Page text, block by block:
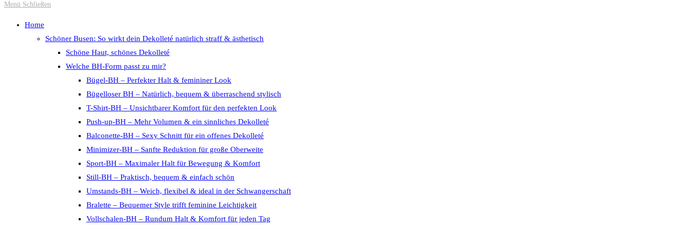
the
search
panel.
Menü Schließen
Home
Schöner Busen: So wirkt dein Dekolleté natürlich straff & ästhetisch
Schöne Haut, schönes Dekolleté
Welche BH-Form passt zu mir?
Bügel-BH – Perfekter Halt & femininer Look
Bügelloser BH – Natürlich, bequem & überraschend stylisch
T-Shirt-BH – Unsichtbarer Komfort für den perfekten Look
Push-up-BH – Mehr Volumen & ein sinnliches Dekolleté
Balconette-BH – Sexy Schnitt für ein offenes Dekolleté
Minimizer-BH – Sanfte Reduktion für große Oberweite
Sport-BH – Maximaler Halt für Bewegung & Komfort
Still-BH – Praktisch, bequem & einfach schön
Umstands-BH – Weich, flexibel & ideal in der Schwangerschaft
Bralette – Bequemer Style trifft feminine Leichtigkeit
Vollschalen-BH – Rundum Halt & Komfort für jeden Tag